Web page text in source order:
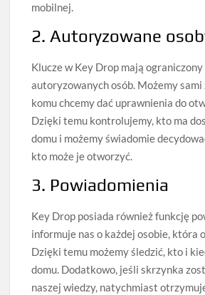
mobilnej.
2. Autoryzowane
Klucze w Key Drop mają
autoryzowanych osób. Możemy sami
komu chcemy dać uprawnienia do
Dzięki temu kontrolujemy, kto ma
domu i możemy świadomie
kto może je otworzyć.
3. Powiadomienia
Key Drop posiada również funkcję
informuje nas o każdej osobie, która
Dzięki temu możemy śledzić, kto i
domu. Dodatkowo, jeśli skrzynka
naszej wiedzy, natychmiast